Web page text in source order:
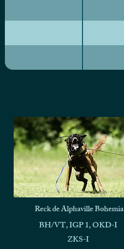
Reck de Alphaville Bohemia
BH/VT, IGP 1, OKD-I
ZKS-I